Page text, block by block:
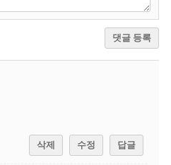
댓글 등록
삭제 수정 답글